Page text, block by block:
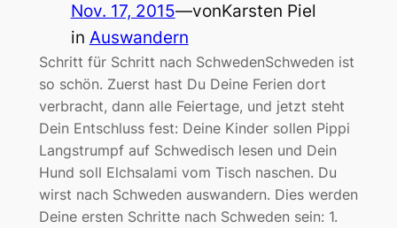
Nov. 17, 2015—vonKarsten Piel
in Auswandern
Schritt für Schritt nach SchwedenSchweden ist
so schön. Zuerst hast Du Deine Ferien dort
verbracht, dann alle Feiertage, und jetzt steht
Dein Entschluss fest: Deine Kinder sollen Pippi
Langstrumpf auf Schwedisch lesen und Dein
Hund soll Elchsalami vom Tisch naschen. Du
wirst nach Schweden auswandern. Dies werden
Deine ersten Schritte nach Schweden sein: 1.